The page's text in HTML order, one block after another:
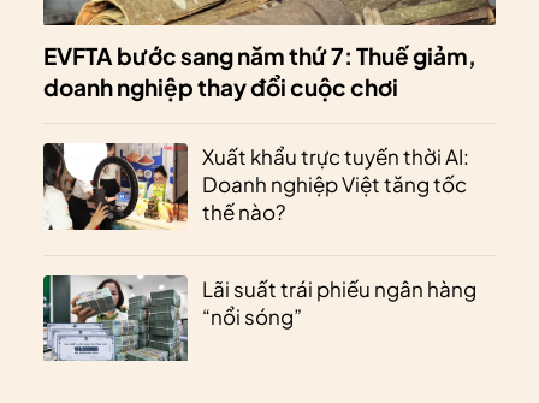
EVFTA bước sang năm thứ 7: Thuế giảm,
doanh nghiệp thay đổi cuộc chơi
Xuất khẩu trực tuyến thời AI:
Doanh nghiệp Việt tăng tốc
thế nào?
Lãi suất trái phiếu ngân hàng
“nổi sóng”